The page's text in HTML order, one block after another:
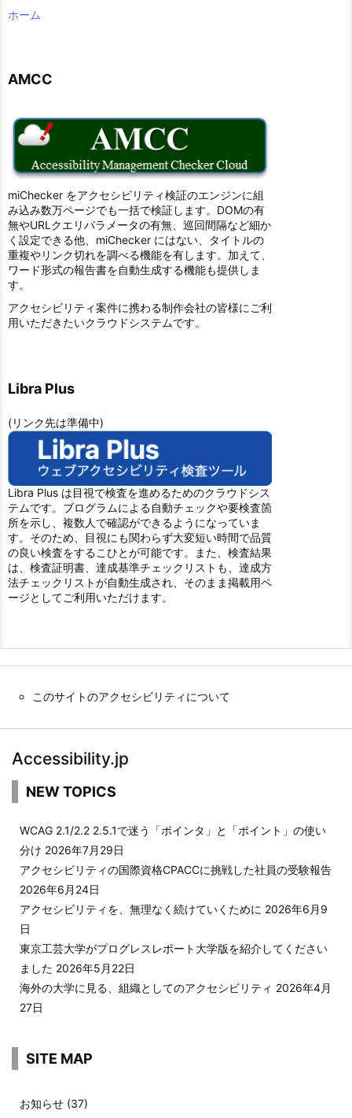
ホーム
AMCC
miChecker をアクセシビリティ検証のエンジンに組
み込み数万ページでも一括で検証します。DOMの有
無やURLクエリパラメータの有無、巡回間隔など細か
く設定できる他、miChecker にはない、タイトルの
重複やリンク切れを調べる機能を有します。加えて、
ワード形式の報告書を自動生成する機能も提供しま
す。
アクセシビリティ案件に携わる制作会社の皆様にご利
用いただきたいクラウドシステムです。
Libra Plus
(リンク先は準備中)
Libra Plus は目視で検査を進めるためのクラウドシス
テムです。ブログラムによる自動チェックや要検査箇
所を示し、複数人で確認ができるようになっていま
す。そのため、目視にも関わらず大変短い時間で品質
の良い検査をするこひとが可能です。また、検査結果
は、検査証明書、達成基準チェックリストも、達成方
法チェックリストが自動生成され、そのまま掲載用ペ
ージとしてご利用いただけます。
このサイトのアクセシビリティについて
Accessibility.jp
NEW TOPICS
WCAG 2.1/2.2 2.5.1で迷う「ポインタ」と「ポイント」の使い
分け 2026年7月29日
アクセシビリティの国際資格CPACCに挑戦した社員の受験報告
2026年6月24日
アクセシビリティを、無理なく続けていくために 2026年6月9
日
東京工芸大学がプログレスレポート大学版を紹介してください
ました 2026年5月22日
海外の大学に見る、組織としてのアクセシビリティ 2026年4月
27日
SITE MAP
お知らせ (37)